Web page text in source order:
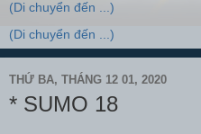
THỨ BA, THÁNG 12 01, 2020
* SUMO 18